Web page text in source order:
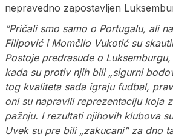
nepravedno zapostavljen
“Pričali smo samo o Portugalu, ali
Filipović i Momčilo Vukotić su
Postoje predrasude o
kada su protiv njih bili „sigurni
tog kvaliteta sada igraju fudbal,
oni su napravili reprezentaciju koja
pažnju. I rezultati njihovih klubova
Uvek su pre bili „zakucani” za dno